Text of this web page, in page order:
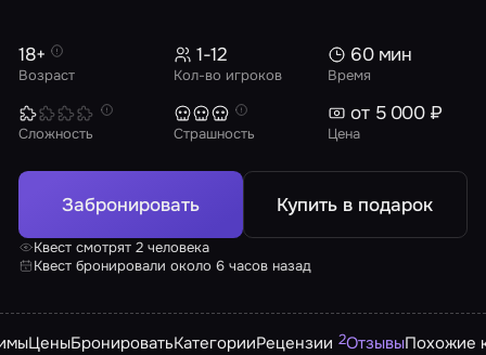
Возраст
18+
Кол-во игроков
1-12
Время
60 мин
Сложность Страшность Цена
от 5 000 ₽
Забронировать Купить в подарок
Квест смотрят 2 человека
Квест бронировали около 6 часов назад
ЦеныБронироватьКатегорииРецензии 2ОтзывыПохожие